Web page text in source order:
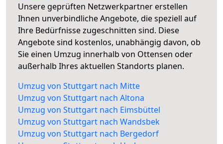
Unsere geprüften Netzwerkpartner erstellen
Ihnen unverbindliche Angebote, die speziell auf
Ihre Bedürfnisse zugeschnitten sind. Diese
Angebote sind kostenlos, unabhängig davon, ob
Sie einen Umzug innerhalb von Ottensen oder
außerhalb Ihres aktuellen Standorts planen.
Umzug von Stuttgart nach Mitte
Umzug von Stuttgart nach Altona
Umzug von Stuttgart nach Eimsbüttel
Umzug von Stuttgart nach Wandsbek
Umzug von Stuttgart nach Bergedorf